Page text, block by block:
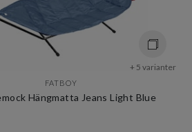
+ 5 varianter
FATBOY
Hängmatta Jeans Light Blue